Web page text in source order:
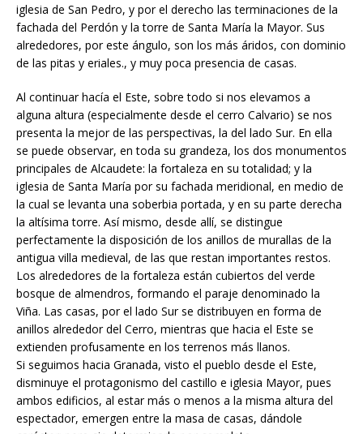
iglesia de San Pedro, y por el derecho las terminaciones de la
fachada del Perdón y la torre de Santa María la Mayor. Sus
alrededores, por este ángulo, son los más áridos, con dominio
de las pitas y eriales., y muy poca presencia de casas.
Al continuar hacía el Este, sobre todo si nos elevamos a
alguna altura (especialmente desde el cerro Calvario) se nos
presenta la mejor de las perspectivas, la del lado Sur. En ella
se puede observar, en toda su grandeza, los dos monumentos
principales de Alcaudete: la fortaleza en su totalidad; y la
iglesia de Santa María por su fachada meridional, en medio de
la cual se levanta una soberbia portada, y en su parte derecha
la altísima torre. Así mismo, desde allí, se distingue
perfectamente la disposición de los anillos de murallas de la
antigua villa medieval, de las que restan importantes restos.
Los alrededores de la fortaleza están cubiertos del verde
bosque de almendros, formando el paraje denominado la
Viña. Las casas, por el lado Sur se distribuyen en forma de
anillos alrededor del Cerro, mientras que hacia el Este se
extienden profusamente en los terrenos más llanos.
Si seguimos hacia Granada, visto el pueblo desde el Este,
disminuye el protagonismo del castillo e iglesia Mayor, pues
ambos edificios, al estar más o menos a la misma altura del
espectador, emergen entre la masa de casas, dándole